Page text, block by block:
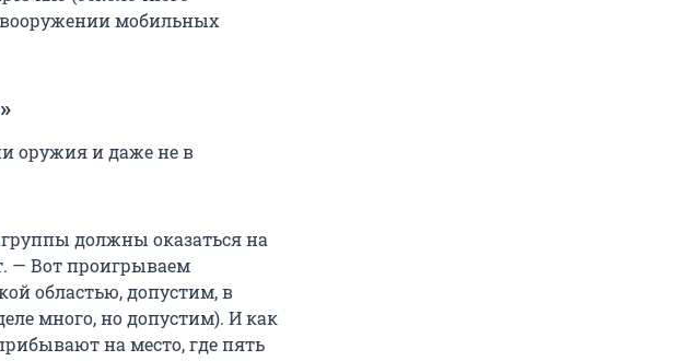
мобильных
оружия и даже не в
должны оказаться на
— Вот проигрываем
областью, допустим, в
много, но допустим). И как
на место, где пять